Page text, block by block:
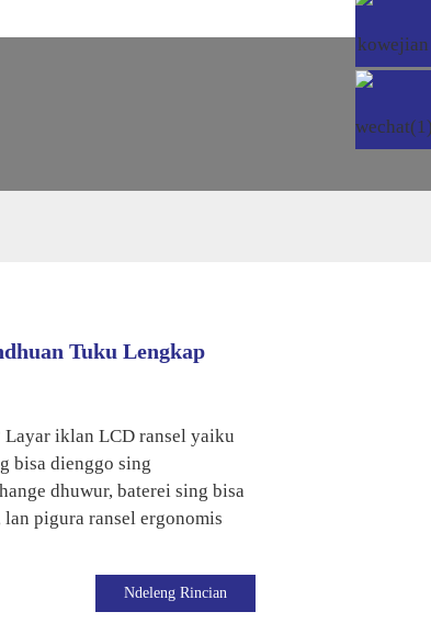
Tuku Lengkap
iklan LCD ransel yaiku
bisa dienggo sing
dhuwur, baterei sing bisa
pigura ransel ergonomis
Ndeleng Rincian